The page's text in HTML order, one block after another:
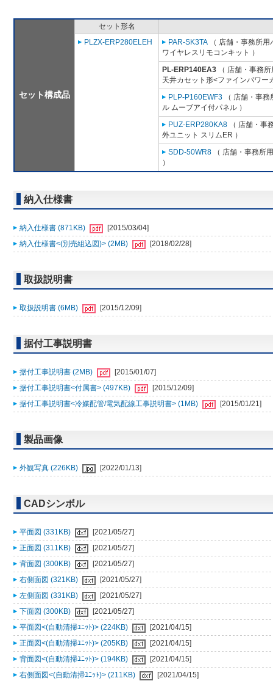
セット構成品
セット形名
PLZX-ERP280ELEH
PAR-SK3TA （ 店舗・事務所
ワイヤレスリモコンキット ）
PL-ERP140EA3 （ 店舗・事務
天井カセット形<ファインパワー
PLP-P160EWF3 （ 店舗・事
ル ムーブアイ付パネル ）
PUZ-ERP280KA8 （ 店舗・事
外ユニット スリムER ）
SDD-50WR8 （ 店舗・事務所
）
納入仕様書
納入仕様書 (871KB)
[2015/03/04]
納入仕様書<(別売組込図)> (2MB)
[2018/02/28]
取扱説明書
取扱説明書 (6MB) [2015/12/09]
据付工事説明書
据付工事説明書 (2MB)
[2015/01/07]
据付工事説明書<付属書> (497KB)
[2015/12/09]
据付工事説明書<冷媒配管/電気配線工事説明書> (1MB)
[2015/01/21]
製品画像
外観写真 (226KB) [2022/01/13]
CADシンボル
平面図 (331KB)
[2021/05/27]
正面図 (311KB)
[2021/05/27]
背面図 (300KB)
[2021/05/27]
右側面図 (321KB)
[2021/05/27]
左側面図 (331KB)
[2021/05/27]
下面図 (300KB)
[2021/05/27]
平面図<(自動清掃ﾕﾆｯﾄ)> (224KB)
[2021/04/15]
正面図<(自動清掃ﾕﾆｯﾄ)> (205KB)
[2021/04/15]
背面図<(自動清掃ﾕﾆｯﾄ)> (194KB)
[2021/04/15]
右側面図<(自動清掃ﾕﾆｯﾄ)> (211KB)
[2021/04/15]